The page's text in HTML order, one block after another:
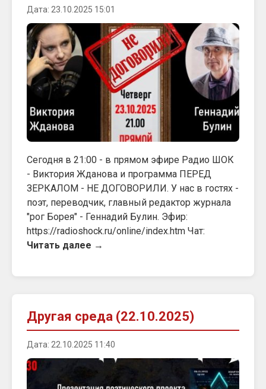
Дата: 23.10.2025 15:01
Сегодня в 21:00 - в прямом эфире Радио ШОК
- Виктория Жданова и программа ПЕРЕД
ЗЕРКАЛОМ - НЕ ДОГОВОРИЛИ. У нас в гостях -
поэт, переводчик, главный редактор журнала
"рог Борея" - Геннадий Булин. Эфир:
https://radioshock.ru/online/index.htm Чат:
Читать далее →
Другая среда (22.10.2025)
Дата: 22.10.2025 11:40